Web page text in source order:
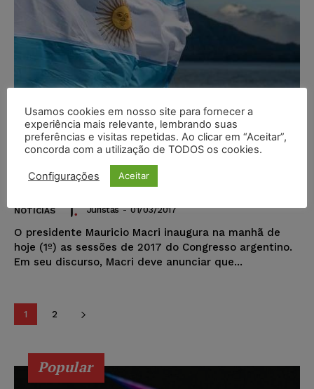
Caso Odebrecht pressiona
Argentina a adotar lei contra
corrupção empresarial
NOTÍCIAS Juristas - 01/03/2017
O presidente Mauricio Macri inaugura na manhã de
hoje (1º) as sessões de 2017 do Congresso argentino.
Em seu discurso, Macri deve anunciar que...
1 2
Popular
Usamos cookies em nosso site para fornecer a
experiência mais relevante, lembrando suas
preferências e visitas repetidas. Ao clicar em “Aceitar”,
concorda com a utilização de TODOS os cookies.
Configurações Aceitar